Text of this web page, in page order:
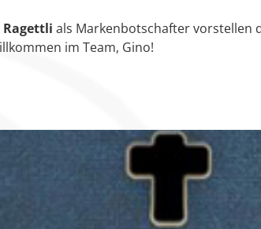
als Markenbotschafter vorstellen
im Team, Gino!